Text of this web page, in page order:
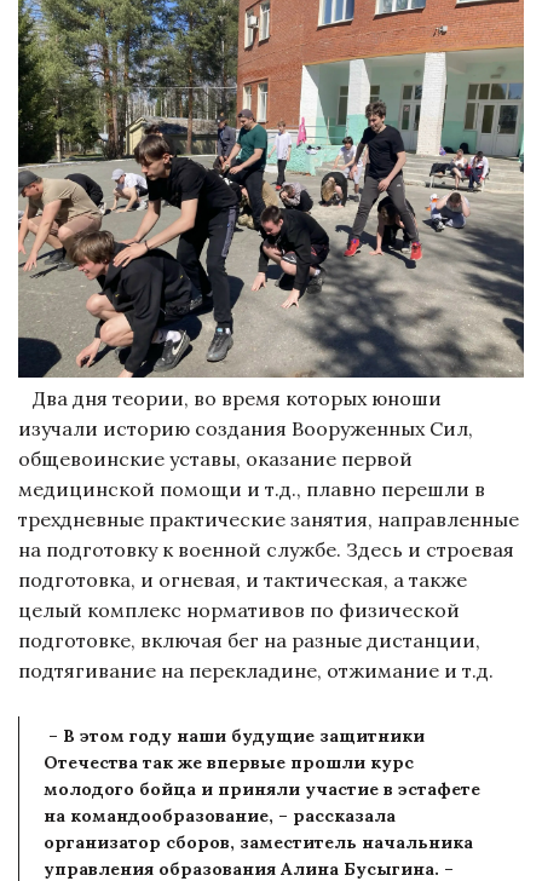
Два дня теории, во время которых юноши
изучали историю создания Вооруженных Сил,
общевоинские уставы, оказание первой
медицинской помощи и т.д., плавно перешли в
трехдневные практические занятия, направленные
на подготовку к военной службе. Здесь и строевая
подготовка, и огневая, и тактическая, а также
целый комплекс нормативов по физической
подготовке, включая бег на разные дистанции,
подтягивание на перекладине, отжимание и т.д.
– В этом году наши будущие защитники
Отечества так же впервые прошли курс
молодого бойца и приняли участие в эстафете
на командообразование, – рассказала
организатор сборов, заместитель начальника
управления образования Алина Бусыгина. –